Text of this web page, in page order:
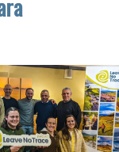
Irlanda, para o kick-
a 16 de março, com
uma formação de
técnicos, a nível da
criação de um “fio
de uma Europa